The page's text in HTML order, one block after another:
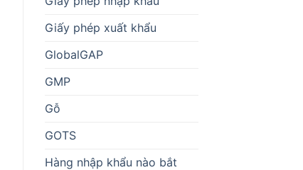
Giấy phép xuất khẩu
GlobalGAP
GMP
Gỗ
GOTS
Hàng nhập khẩu nào bắt